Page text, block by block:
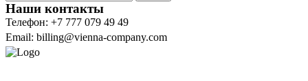
Наши контакты
Телефон: +7 777 079 49 49
Email: billing@vienna-company.com